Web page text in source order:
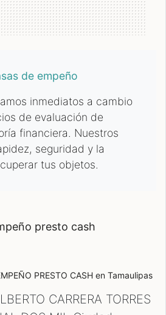
de empeño
inmediatos a cambio
de evaluación de
financiera. Nuestros
seguridad y la
tus objetos.
presto cash
PRESTO CASH en Tamaulipas
CARRERA TORRES